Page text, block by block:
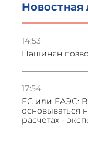
Новостная
14:53
Пашинян
17:54
ЕС или ЕАЭС:
основываться
расчетах -